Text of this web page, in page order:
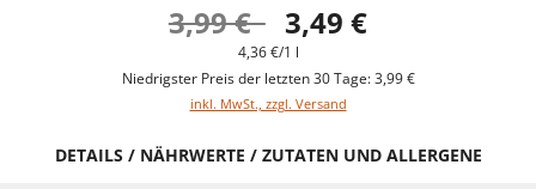
3,99 € 3,49 €
4,36 €/1 l
Niedrigster Preis der letzten 30 Tage: 3,99 €
inkl. MwSt., zzgl. Versand
DETAILS / NÄHRWERTE / ZUTATEN UND ALLERGENE